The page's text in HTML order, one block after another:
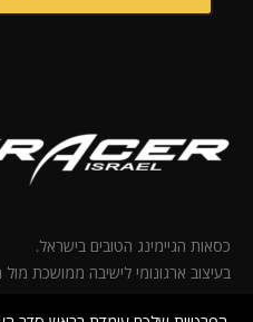
כסאות הגיימינג הטובים בישראל.
בעיצוב ארגונומי לישיבה ממושכת